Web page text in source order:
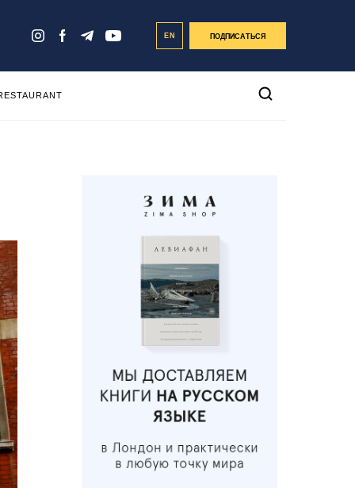
EN ПОДПИСАТЬСЯ